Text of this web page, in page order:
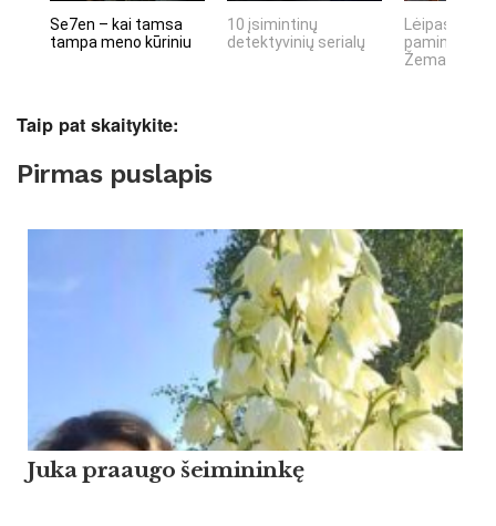
Se7en – kai tamsa
tampa meno kūriniu
10 įsimintinų
detektyvinių serialų
Lėipas 13
paminiejuom
Žemaitiu
Taip pat skaitykite:
Pirmas puslapis
Ju­ka praau­go šei­mi­ninkę